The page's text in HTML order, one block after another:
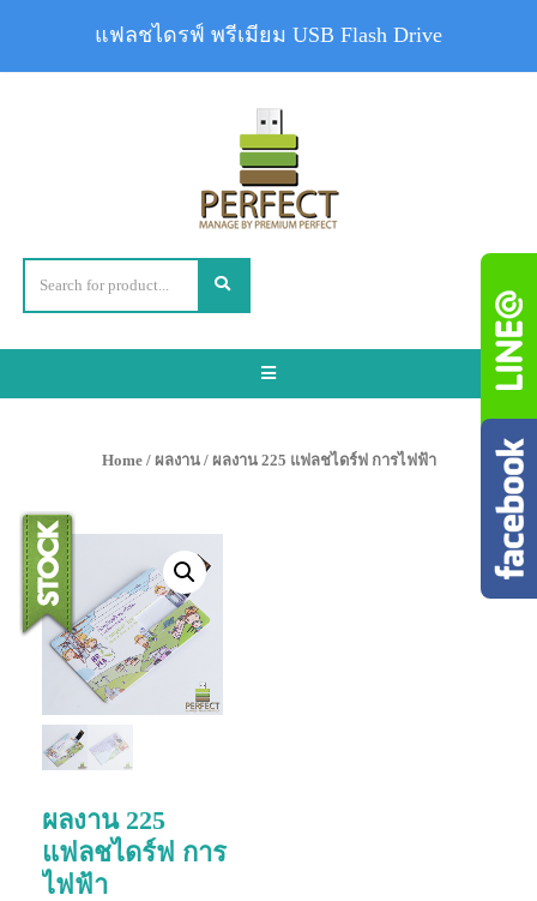
Toggle
Home/ ผลงาน/ ผลงาน 225 แฟลชไดร์ฟ การไฟฟ้า
ผลงาน 225
แฟลชไดร์ฟ การ
ไฟฟ้า
แฟลชไดรฟ์ พรีเมียม USB Flash Drive